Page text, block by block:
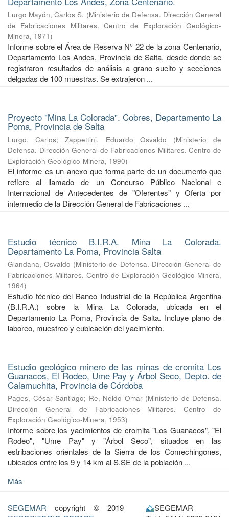
Lurgo Mayón, Carlos S. (Ministerio de Defensa. Dirección General
de Fabricaciones Militares. Centro de Exploración Geológico-
Minera, 1971)
Informe sobre el Área de Reserva N° 22 de la zona Centenario,
Departamento Los Andes, Provincia de Salta, desde donde se
registraron resultados de análisis a grano suelto y secciones
delgadas de 100 muestras. Se extrajeron ...
Proyecto "Mina La Colorada". Cobres, Departamento La
Poma, Provincia de Salta
Lurgo, Carlos;Zappettini, Eduardo Osvaldo (Ministerio de
Defensa. Dirección General de Fabricaciones Militares. Centro de
Exploración Geológico-Minera, 1990)
El informe es un anexo que forma parte de un documento que
refiere al llamado de un Concurso Público Nacional e
Internacional de Antecedentes de "Oferentes" y Oferta por
intermedio de la Dirección General de Fabricaciones ...
Estudio técnico B.I.R.A. Mina La Colorada.
Departamento La Poma, Provincia Salta
Giandana, Osvaldo (Ministerio de Defensa. Dirección General de
Fabricaciones Militares. Centro de Exploración Geológico-Minera,
1964)
Estudio técnico del Banco Industrial de la República Argentina
(B.I.R.A.) sobre la Mina La Colorada, ubicada en el
Departamento La Poma, Provincia de Salta. Incluye plano de
laboreo, muestreo y cubicación del yacimiento.
Estudio geológico minero de las minas de cromita Los
Guanacos, El Rodeo, Ume Pay y Árbol Seco, Depto. de
Calamuchita, Provincia de Córdoba
Pages, César Santiago; Re, Neldo Omar (Ministerio de Defensa.
Dirección General de Fabricaciones Militares. Centro de
Exploración Geológico-Minera, 1953)
Informe sobre los yacimientos de cromita "Los Guanacos", "El
Rodeo", "Ume Pay" y "Árbol Seco", situados en las
estribaciones orientales de la Sierra de los Comechingones,
ubicados entre los 9 y 14 km al S.SE de la población ...
Más
SEGEMAR copyright © 2019
SEGEMAR